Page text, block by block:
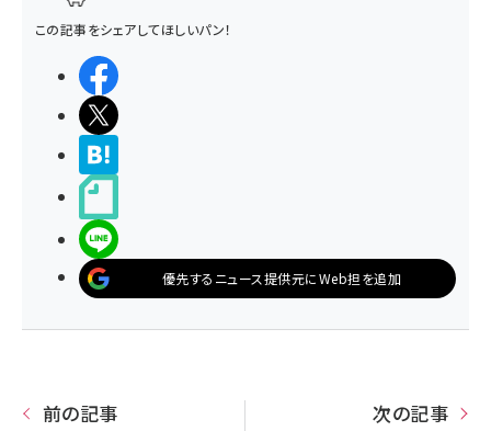
この記事をシェアしてほしいパン！
優先するニュース提供元にWeb担を追加
前の記事 次の記事